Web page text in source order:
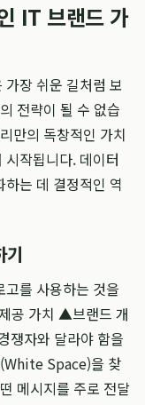
IT 브랜드 가
장 쉬운 길처럼 보
전략이 될 수 없습
만의 독창적인 가치
시작됩니다. 데이터
는 데 결정적인 역
기
를 사용하는 것을
공 가치 ▲브랜드 개
쟁자와 달라야 함을
Space)을 찾
메시지를 주로 전달